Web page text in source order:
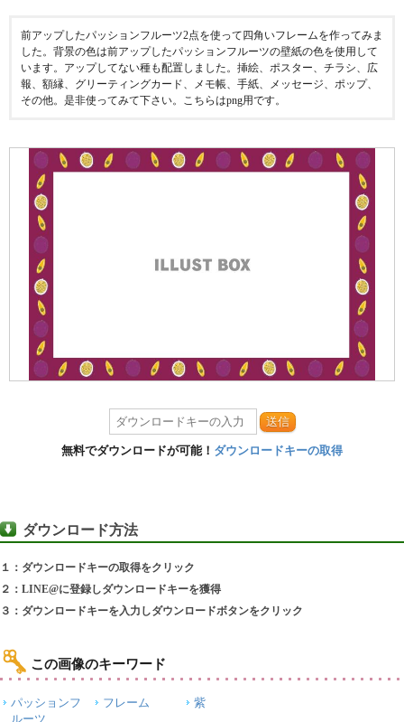
前アップしたパッションフルーツ2点を使って四角いフレームを作ってみま
した。背景の色は前アップしたパッションフルーツの壁紙の色を使用して
います。アップしてない種も配置しました。挿絵、ポスター、チラシ、広
報、額縁、グリーティングカード、メモ帳、手紙、メッセージ、ポップ、
その他。是非使ってみて下さい。こちらはpng用です。
送信
無料でダウンロードが可能！ ダウンロードキーの取得
ダウンロード方法
１：ダウンロードキーの取得をクリック
２：LINE@に登録しダウンロードキーを獲得
３：ダウンロードキーを入力しダウンロードボタンをクリック
この画像のキーワード
パッションフ
ルーツ
フレーム 紫